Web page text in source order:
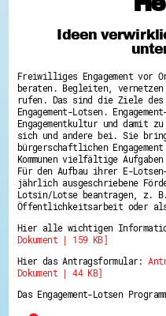
Zeig
mit Herz
8
Ideen
Freiwilliges Engagement vor
beraten. Begleiten, vernetzen
rufen. Das sind die Ziele des
Engagement-Lotsen.
Engagementkultur und damit
sich und andere bei. Sie
bürgerschaftlichen
Kommunen vielfältige
Für den Aufbau ihrer E-Lotsen-
jährlich ausgeschriebene
Lotsin/Lotse beantragen, z.
Öffentlichkeitsarbeit oder
Hier alle wichtigen
Dokument | 159 KB]
Hier das Antragsformular:
Dokument | 44 KB]
Das Engagement-Lotsen